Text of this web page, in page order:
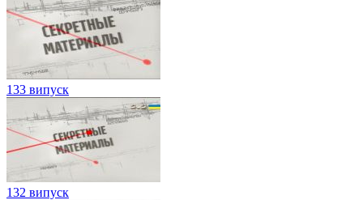
133 випуск
132 випуск